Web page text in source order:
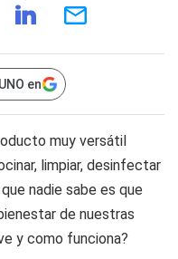
en
muy versátil
limpiar, desinfectar
nadie sabe es que
de nuestras
y como funciona?